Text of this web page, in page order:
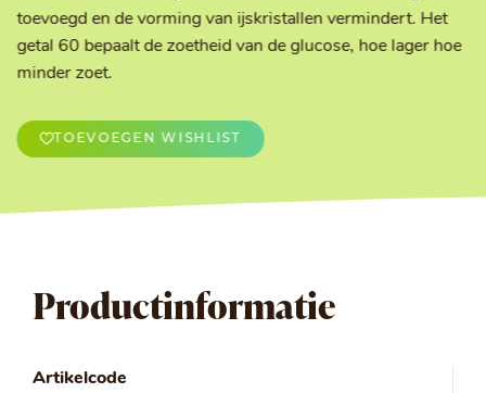
toevoegd en de vorming van ijskristallen vermindert. Het
getal 60 bepaalt de zoetheid van de glucose, hoe lager hoe
minder zoet.
TOEVOEGEN WISHLIST
Productinformatie
Artikelcode